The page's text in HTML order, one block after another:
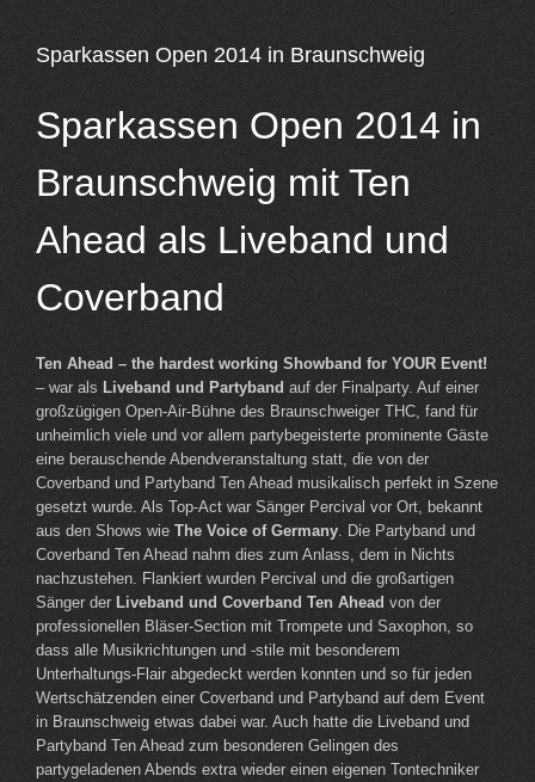
Sparkassen Open 2014 in Braunschweig
Sparkassen Open 2014 in
Braunschweig mit Ten
Ahead als Liveband und
Coverband
Ten Ahead – the hardest working Showband for YOUR Event!
– war als Liveband und Partyband auf der Finalparty. Auf einer
großzügigen Open-Air-Bühne des Braunschweiger THC, fand für
unheimlich viele und vor allem partybegeisterte prominente Gäste
eine berauschende Abendveranstaltung statt, die von der
Coverband und Partyband Ten Ahead musikalisch perfekt in Szene
gesetzt wurde. Als Top-Act war Sänger Percival vor Ort, bekannt
aus den Shows wie The Voice of Germany . Die Partyband und
Coverband Ten Ahead nahm dies zum Anlass, dem in Nichts
nachzustehen. Flankiert wurden Percival und die großartigen
Sänger der Liveband und Coverband Ten Ahead von der
professionellen Bläser-Section mit Trompete und Saxophon, so
dass alle Musikrichtungen und -stile mit besonderem
Unterhaltungs-Flair abgedeckt werden konnten und so für jeden
Wertschätzenden einer Coverband und Partyband auf dem Event
in Braunschweig etwas dabei war. Auch hatte die Liveband und
Partyband Ten Ahead zum besonderen Gelingen des
partygeladenen Abends extra wieder einen eigenen Tontechniker